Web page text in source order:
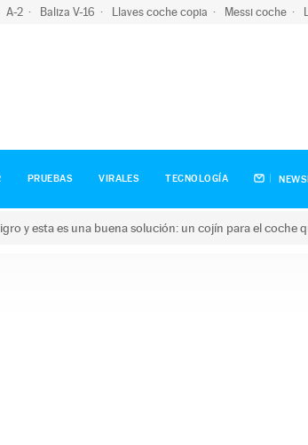
A-2 Baliza V-16 Llaves coche copia Messi coche
PRUEBAS VIRALES TECNOLOGÍA
y esta es una buena solución: un cojín para el coche